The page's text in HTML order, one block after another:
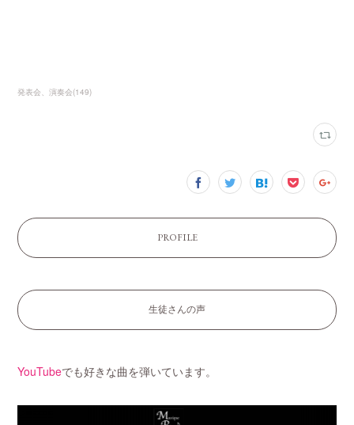
発表会、演奏会(149)
PROFILE
生徒さんの声
YouTubeでも好きな曲を弾いています。